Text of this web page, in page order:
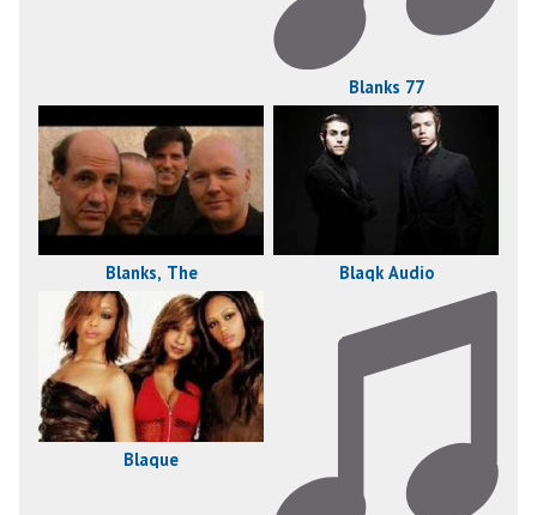
Blanks 77
Blanks, The Blaqk Audio
Blaque